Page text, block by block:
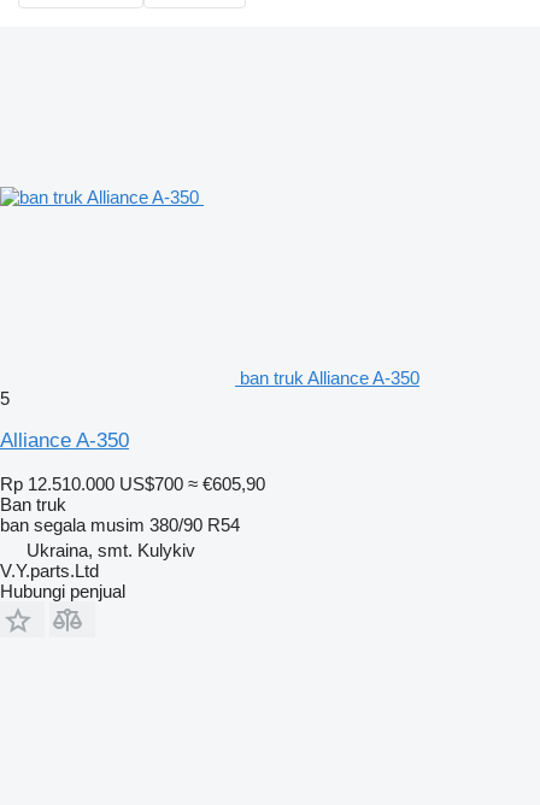
ban truk Alliance A-350
5
Alliance A-350
Rp 12.510.000 US$700 ≈ €605,90
Ban truk
ban segala musim 380/90 R54
Ukraina, smt. Kulykiv
V.Y.parts.Ltd
Hubungi penjual